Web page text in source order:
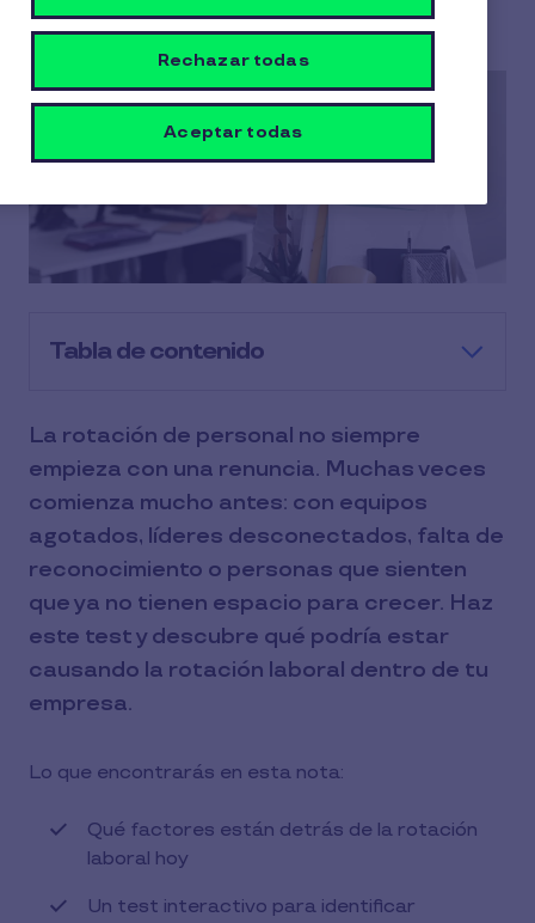
5 Min de Lectura 27 Mayo 2026
Tabla de contenido
La rotación de personal no siempre
empieza con una renuncia. Muchas veces
comienza mucho antes: con equipos
agotados, líderes desconectados, falta de
reconocimiento o personas que sienten
que ya no tienen espacio para crecer. Haz
este test y descubre qué podría estar
causando la rotación laboral dentro de tu
empresa.
Lo que encontrarás en esta nota:
Qué factores están detrás de la rotación
laboral hoy
Un test interactivo para identificar
Rechazar todas
Aceptar todas